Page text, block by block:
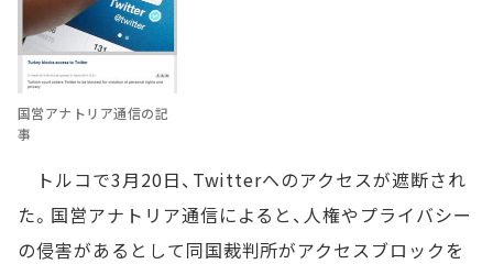
国営アナトリア通信の記
事
トルコで3月20日、Twitterへのアクセスが遮断され
た。国営アナトリア通信によると、人権やプライバシー
の侵害があるとして同国裁判所がアクセスブロックを